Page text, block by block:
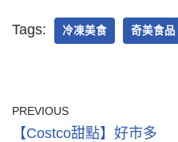
Tags: 冷凍美食 奇美食品
PREVIOUS
【Costco甜點】好市多